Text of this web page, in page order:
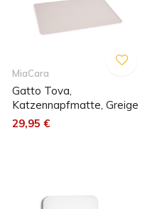
MiaCara
Gatto Tova,
Katzennapfmatte, Greige
29,95 €